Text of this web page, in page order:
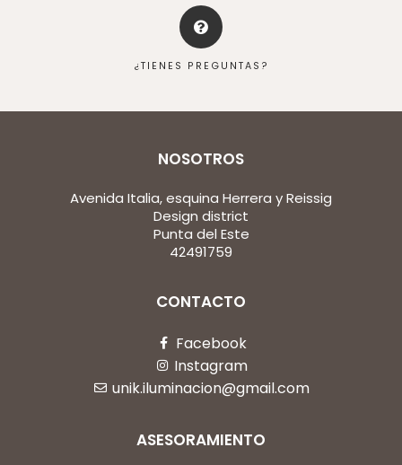
¿TIENES PREGUNTAS?
NOSOTROS
Avenida Italia, esquina Herrera y Reissig
Design district
Punta del Este
42491759
CONTACTO
Facebook
Instagram
unik.iluminacion@gmail.com
ASESORAMIENTO